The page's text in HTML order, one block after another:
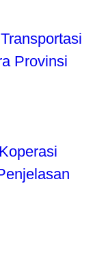
Provinsi